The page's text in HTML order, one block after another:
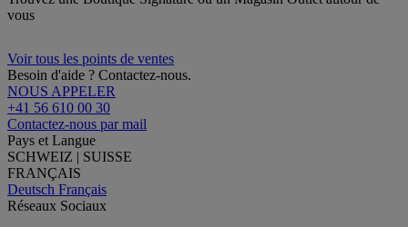
vous
Voir tous les points de ventes
Besoin d'aide ? Contactez-nous.
NOUS APPELER
+41 56 610 00 30
Contactez-nous par mail
Pays et Langue
SCHWEIZ | SUISSE
FRANÇAIS
Deutsch Français
Réseaux Sociaux